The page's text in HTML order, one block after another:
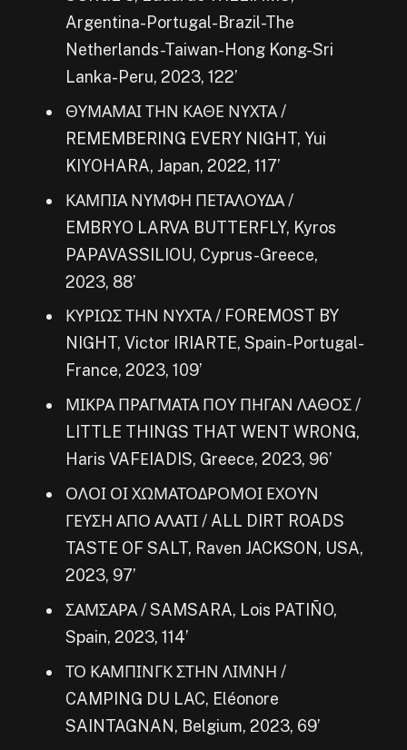
Argentina-Portugal-Brazil-The
Netherlands-Taiwan-Hong Kong-Sri
Lanka-Peru, 2023, 122’
ΘΥΜΑΜΑΙ ΤΗΝ ΚΑΘΕ ΝΥΧΤΑ /
REMEMBERING EVERY NIGHT, Yui
KIYOHARA, Japan, 2022, 117’
ΚΑΜΠΙΑ ΝΥΜΦΗ ΠΕΤΑΛΟΥΔΑ /
EMBRYO LARVA BUTTERFLY, Kyros
PAPAVASSILIOU, Cyprus-Greece,
2023, 88’
ΚΥΡΙΩΣ ΤΗΝ ΝΥΧΤΑ / FOREMOST BY
NIGHT, Victor IRIARTE, Spain-Portugal-
France, 2023, 109’
ΜΙΚΡΑ ΠΡΑΓΜΑΤΑ ΠΟΥ ΠΗΓΑΝ ΛΑΘΟΣ /
LITTLE THINGS THAT WENT WRONG,
Haris VAFΕIADIS, Greece, 2023, 96’
ΟΛΟΙ ΟΙ ΧΩΜΑΤΟΔΡΟΜΟΙ ΕΧΟΥΝ
ΓΕΥΣΗ ΑΠΟ ΑΛΑΤΙ / ALL DIRT ROADS
TASTE OF SALT, Raven JACKSON, USA,
2023, 97’
ΣΑΜΣΑΡΑ / SAMSARA, Lois PATIÑO,
Spain, 2023, 114’
ΤΟ ΚΑΜΠΙΝΓΚ ΣΤΗΝ ΛΙΜΝΗ /
CAMPING DU LAC, Eléonore
SAINTAGNAN, Belgium, 2023, 69’